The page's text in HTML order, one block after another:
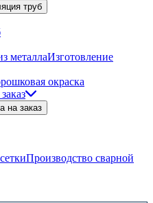
труб
Изготовление
окраска
на заказ
Производство сварной